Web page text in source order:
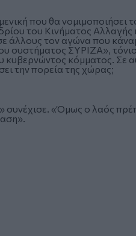
που θα νομιμοποιήσει
του Κινήματος Αλλαγής
άλλους τον αγώνα που
συστήματος ΣΥΡΙΖΑ»,
κυβερνώντος κόμματος. Σε
την πορεία της χώρας;
συνέχισε. «Όμως ο λαός